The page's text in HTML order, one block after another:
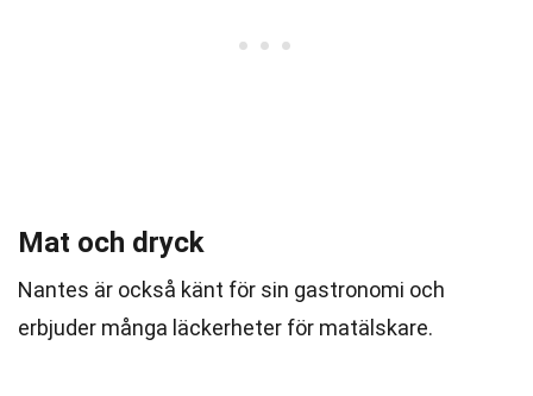
Mat och dryck
Nantes är också känt för sin gastronomi och
erbjuder många läckerheter för matälskare.